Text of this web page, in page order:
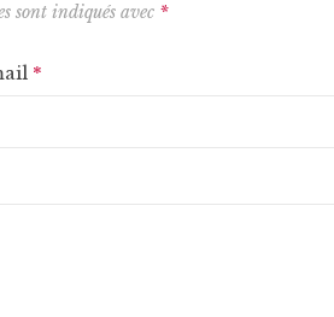
sont indiqués avec *
*